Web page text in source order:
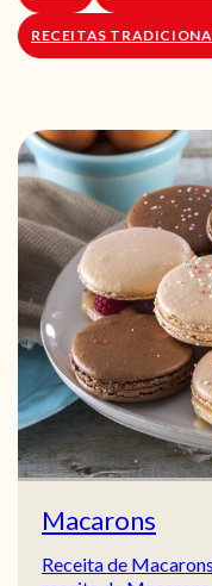
RECEITAS
Macarons
Receita de